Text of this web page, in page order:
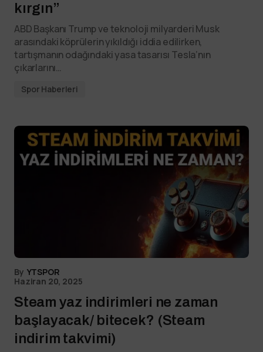
kırgın”
ABD Başkanı Trump ve teknoloji milyarderi Musk
arasındaki köprülerin yıkıldığı iddia edilirken,
tartışmanın odağındaki yasa tasarısı Tesla’nın
çıkarlarını…
Spor Haberleri
By YTSPOR
Haziran 20, 2025
Steam yaz indirimleri ne zaman
başlayacak/ bitecek? (Steam
indirim takvimi)